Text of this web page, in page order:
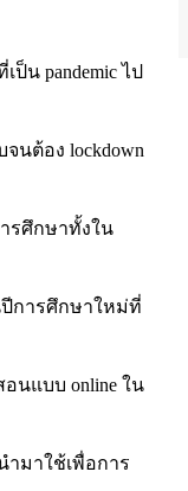
ป็น pandemic ไป
นต้อง lockdown
รศึกษาทั้งใน
การศึกษาใหม่ที่
นแบบ online ใน
ำมาใช้เพื่อการ